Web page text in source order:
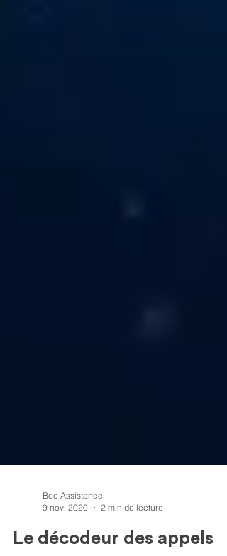
9 nov. 2020
2 min de lecture